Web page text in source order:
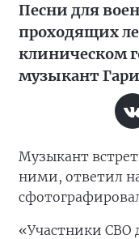
Песни для
проходящих
клиническом
музыкант
Музыкант
ними, ответил
«Участники СВО